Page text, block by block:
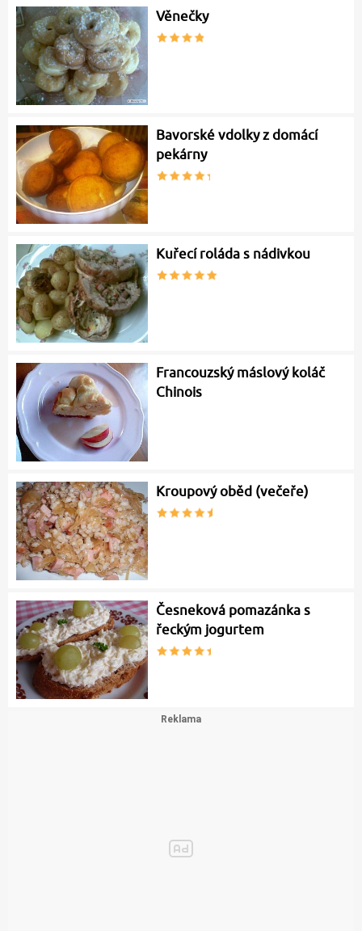
Věnečky
Bavorské vdolky z domácí
pekárny
Kuřecí roláda s nádivkou
Francouzský máslový koláč
Chinois
Kroupový oběd (večeře)
Česneková pomazánka s
řeckým jogurtem